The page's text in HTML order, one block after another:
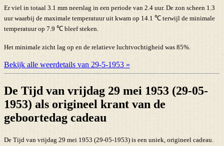
Er viel in totaal 3.1 mm neerslag in een periode van 2.4 uur. De zon scheen 1.3
uur waarbij de maximale temperatuur uit kwam op 14.1 ℃ terwijl de minimale
temperatuur op 7.9 ℃ bleef steken.
Het minimale zicht lag op en de relatieve luchtvochtigheid was 85%.
Bekijk alle weerdetails van 29-5-1953 »
De Tijd van vrijdag 29 mei 1953 (29-05-
1953) als origineel krant van de
geboortedag cadeau
De Tijd van vrijdag 29 mei 1953 (29-05-1953) is een uniek, origineel cadeau.